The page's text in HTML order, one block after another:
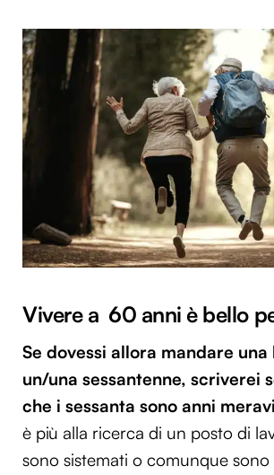
Vivere a 60 anni è bello
Se dovessi allora mandare
un/una sessantenne, scriverei
che i sessanta sono anni
è più alla ricerca di un posto di
sono sistemati o comunque